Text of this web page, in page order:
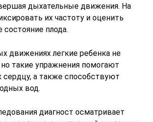
дыхательные движения. На
их частоту и оценить
состояние плода.
движениях легкие ребенка не
такие упражнения помогают
сердцу, а также способствуют
вод.
диагност осматривает